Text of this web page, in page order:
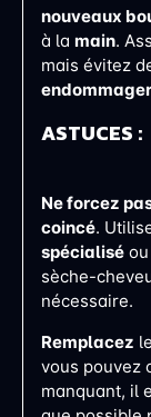
nouveaux
à la main.
mais évitez
endommager
ASTUCES :
Ne forcez
coincé.
spécialisé
sèche-
nécessaire​​.
Remplacez
vous pouvez
manquant, il